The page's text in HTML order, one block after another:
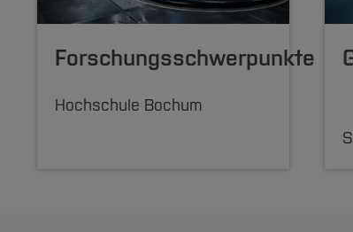
Forschungsschwerpunkte
Hochschule Bochum